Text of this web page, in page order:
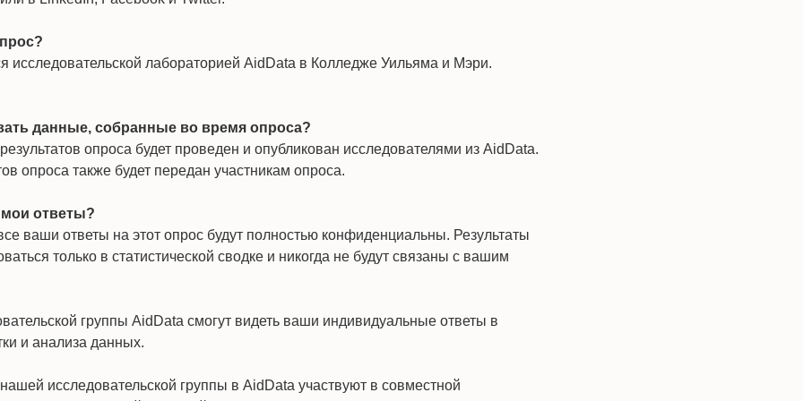
исследовательской лабораторией AidData в Колледже Уильяма и Мэри.
данные, собранные во время опроса?
опроса будет проведен и опубликован исследователями из AidData.
опроса также будет передан участникам опроса.
ответы?
ваши ответы на этот опрос будут полностью конфиденциальны. Результаты
только в статистической сводке и никогда не будут связаны с вашим
группы AidData смогут видеть ваши индивидуальные ответы в
и анализа данных.
исследовательской группы в AidData участвуют в совместной